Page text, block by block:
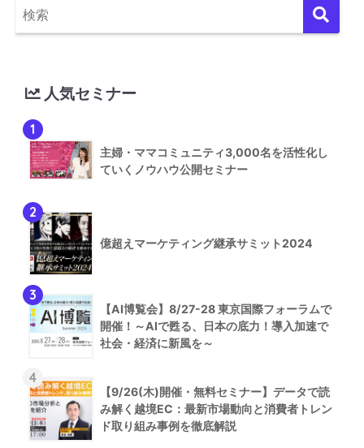
人気セミナー
1
主婦・ママコミュニティ3,000名を活性化し
ていくノウハウ公開セミナー
2
億超えマーケティング継承サミット2024
3
【AI博覧会】8/27-28 東京国際フォーラムで
開催！～AIで甦る、日本の底力！導入加速で
社会・経済に新風を～
4
【9/26(木)開催・無料セミナー】データで読
み解く越境EC：最新市場動向と消費者トレン
ド取り組み事例を徹底解説